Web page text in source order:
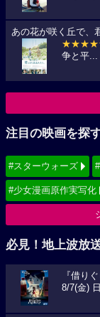
あの花が咲く丘で、
争と平...
注目の映画を探
#スターウォーズ
#少女漫画原作実写化
必見！地上波放
『借り
8/7(金)